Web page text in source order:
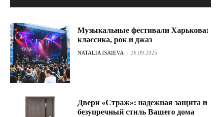
Музыкальные фестивали Харькова:
классика, рок и джаз
NATALIA ISAIEVA - 26.09.2025
Двери «Страж»: надежная защита и
безупречный стиль Вашего дома